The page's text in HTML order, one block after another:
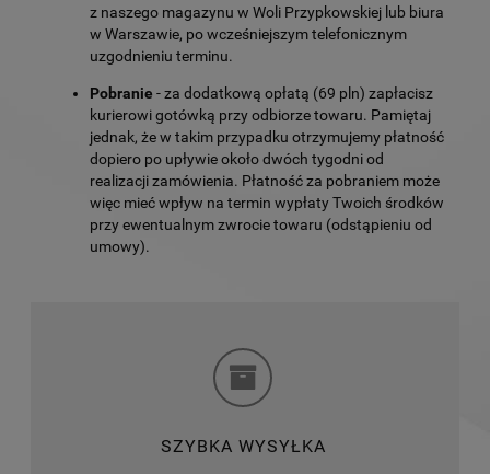
z naszego magazynu w Woli Przypkowskiej lub biura
w Warszawie, po wcześniejszym telefonicznym
uzgodnieniu terminu.
Pobranie - za dodatkową opłatą (69 pln) zapłacisz
kurierowi gotówką przy odbiorze towaru. Pamiętaj
jednak, że w takim przypadku otrzymujemy płatność
dopiero po upływie około dwóch tygodni od
realizacji zamówienia. Płatność za pobraniem może
więc mieć wpływ na termin wypłaty Twoich środków
przy ewentualnym zwrocie towaru (odstąpieniu od
umowy).
SZYBKA WYSYŁKA